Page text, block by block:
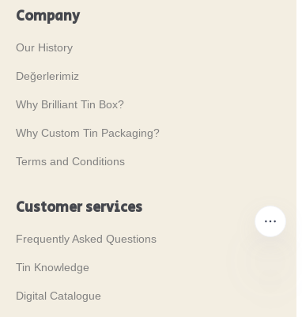
Company
Our History
Değerlerimiz
Why Brilliant Tin Box?
Why Custom Tin Packaging?
Terms and Conditions
Customer services
Frequently Asked Questions
Tin Knowledge
Digital Catalogue
TR